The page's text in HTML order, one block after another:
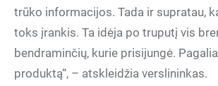
trūko informacijos. Tada ir supratau,
toks įrankis. Ta idėja po truputį vis
bendraminčių, kurie prisijungė.
produktą“, – atskleidžia verslininkas.